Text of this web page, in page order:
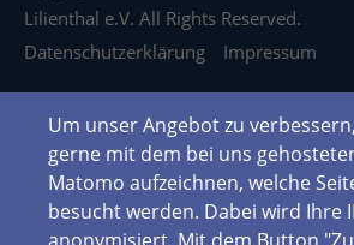
Lilienthal e.V. All Rights Reserved.
Datenschutzerklärung
Impressum
Um unser Angebot zu
gerne mit dem bei uns
Matomo aufzeichnen, welche
besucht werden. Dabei wird Ihre